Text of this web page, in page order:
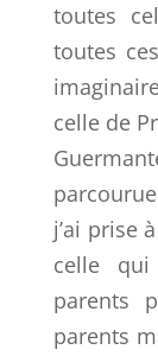
toutes
toutes
celle de
j’ai prise
celle
parents
parents